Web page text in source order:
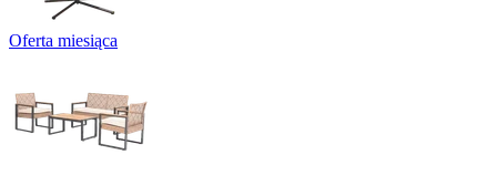
Oferta miesiąca